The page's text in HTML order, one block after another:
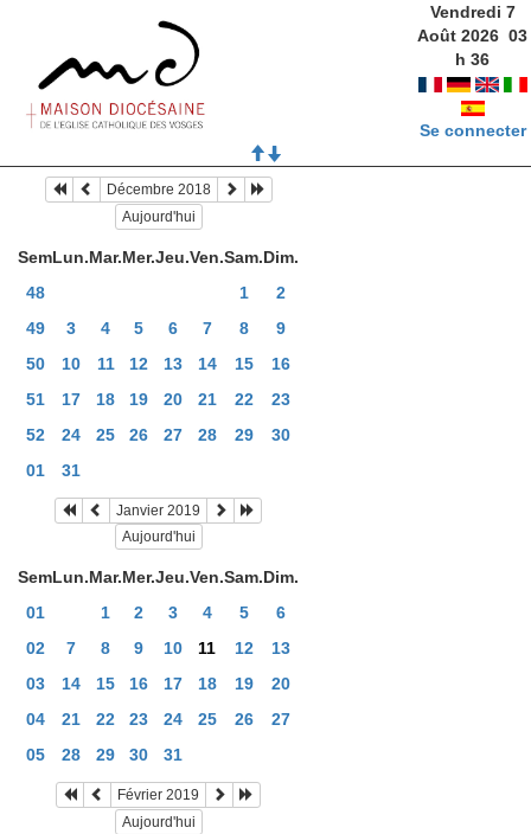
Vendredi 7
Août 2026 03
h36
Se connecter
Décembre 2018
Aujourd'hui
SemLun.Mar.Mer.Jeu.Ven.Sam.Dim.
48
1
2
49
3 4 5 6 7 8
9
50
10 11 12 13 14 15
16
51
17 18 19 20 21 22
23
52
24 25 26 27 28 29
30
01
31
Janvier 2019
Aujourd'hui
SemLun.Mar.Mer.Jeu.Ven.Sam.Dim.
01
1 2 3 4 5
6
02
7 8 9 10 11 12
13
03
14 15 16 17 18 19
20
04
21 22 23 24 25 26
27
05
28 29 30 31
Février 2019
Aujourd'hui